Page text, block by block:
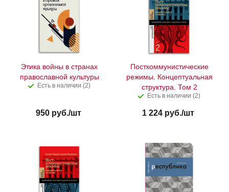
Этика войны в странах
православной культуры
Есть в наличии (2)
950руб./шт
Посткоммунистические
режимы. Концептуальная
структура. Том 2
Есть в наличии (2)
1 224 руб./шт